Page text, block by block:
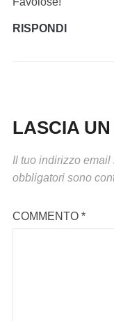
RISPONDI
LASCIA
Il tuo indirizzo
obbligatori sono
COMMENTO *